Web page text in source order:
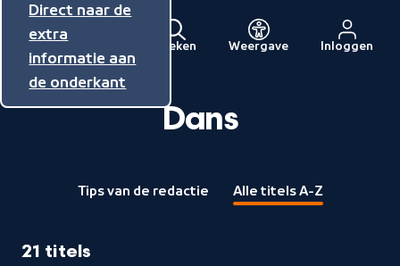
Direct naar de
inhoud
Direct naar de
hoofdnavigatie
Direct naar de
extra
informatie aan
de onderkant
Menu
Naar
de
beginpagina
Zoeken Weergave Inloggen
Dans
Tips van de redactie Alle titels A-Z
21 titels